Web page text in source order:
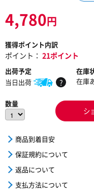
4,780円
獲得ポイント内訳
ポイント： 21ポイント
出荷予定
当日出荷
?
在庫
在庫
数量
シ
商品到着目安
保証規約について
返品について
支払方法について